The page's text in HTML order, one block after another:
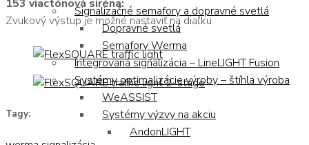
Signalizačné semafory a dopravné svetlá
Dopravné svetlá
Semafory Werma
Integrovaná signalizácia – LineLIGHT Fusion
Systémy optimalizácie výroby – štíhla výroba
WeASSIST
Systémy výzvy na akciu
AndonLIGHT
153 viactónová siréna:
Zvukový výstup je možné nastaviť na diaľku
Tagy: